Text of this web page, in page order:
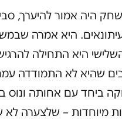
היא אמרה
היא התחילה
שהיא לא התמודדה
ביחד עם אחותה ונוס
מיוחדות – שלצערה